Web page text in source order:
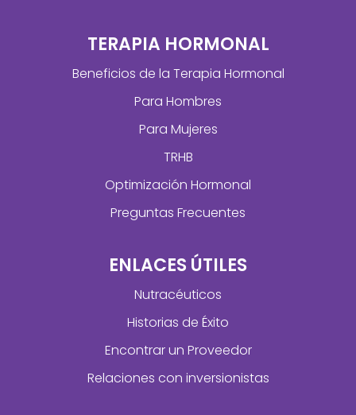
TERAPIA HORMONAL
Beneficios de la Terapia Hormonal
Para Hombres
Para Mujeres
TRHB
Optimización Hormonal
Preguntas Frecuentes
ENLACES ÚTILES
Nutracéuticos
Historias de Éxito
Encontrar un Proveedor
Relaciones con inversionistas